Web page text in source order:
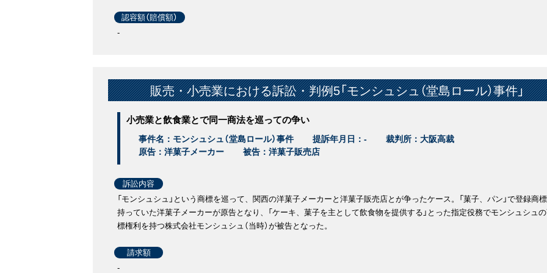
認容額（賠償額）
-
販売・小売業における訴訟・判例5「モンシュシュ（堂島ロール）事件」
小売業と飲食業とで同一商法を巡っての争い
事件名：モンシュシュ（堂島ロール）事件 提訴年月日：-
裁判所：大阪高裁
原告：洋菓子メーカー
被告：洋菓子販売店
訴訟内容
「モンシュシュ」という商標を巡って、関西の洋菓子メーカーと洋菓子販売店とが争ったケース。「菓子、パン」で登録商
持っていた洋菓子メーカーが原告となり、「ケーキ、菓子を主として飲食物を提供する」とった指定役務でモンシュシュ
標権利を持つ株式会社モンシュシュ（当時）が被告となった。
請求額
-